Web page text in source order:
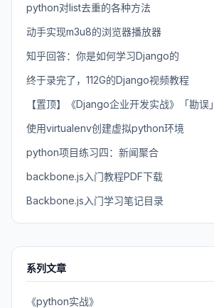
python对list去重的各种方法
动手实现m3u8的浏览器播放器
知乎回答：你是如何学习Django的
终于录完了，112G的Django视频教程
【置顶】《Django企业开发实战》「勘误」
使用virtualenv创建虚拟python环境
python项目练习四：新闻聚合
backbone.js入门教程PDF下载
Backbone.js入门学习笔记目录
系列文章
《python实战》